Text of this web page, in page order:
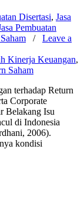
Disertasi, Jasa
Pembuatan
/ Leave a
Kinerja Keuangan,
Saham
terhadap Return
Corporate
Belakang Isu
di Indonesia
2006).
kondisi